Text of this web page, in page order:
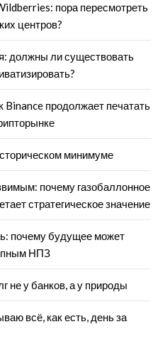
пора пересмотреть
центров?
должны ли существовать
Binance продолжает печатать
минимуме
почему газобаллонное
стратегическое значение
почему будущее может
НПЗ
не у банков, а у природы
всё, как есть, день за